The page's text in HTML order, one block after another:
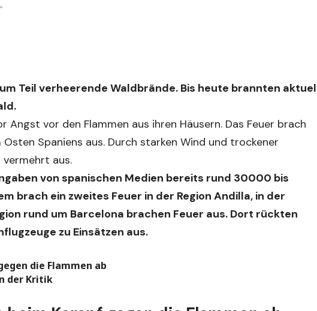
Teil verheerende Waldbrände. Bis heute brannten
vor den Flammen aus ihren Häusern. Das Feuer brach
Spaniens aus. Durch starken Wind und trockener
aus.
von spanischen Medien bereits rund 30000 bis
brach ein zweites Feuer in der Region Andilla, in der
rund um Barcelona brachen Feuer aus. Dort rückten
zu Einsätzen aus.
die Flammen ab
der Kritik